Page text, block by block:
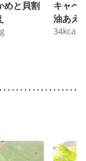
めと貝割
g
キャベ
油あえ
34kcal